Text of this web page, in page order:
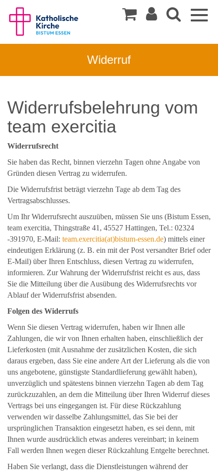
Widerruf
Widerrufsbelehrung vom
team exercitia
Widerrufsrecht
Sie haben das Recht, binnen vierzehn Tagen ohne Angabe von
Gründen diesen Vertrag zu widerrufen.
Die Widerrufsfrist beträgt vierzehn Tage ab dem Tag des
Vertragsabschlusses.
Um Ihr Widerrufsrecht auszuüben, müssen Sie uns (Bistum Essen,
team exercitia, Thingstraße 41, 45527 Hattingen, Tel.: 02324
-391970, E-Mail: team.exercitia(at)bistum-essen.de) mittels einer
eindeutigen Erklärung (z. B. ein mit der Post versandter Brief oder
E-Mail) über Ihren Entschluss, diesen Vertrag zu widerrufen,
informieren. Zur Wahrung der Widerrufsfrist reicht es aus, dass
Sie die Mitteilung über die Ausübung des Widerrufsrechts vor
Ablauf der Widerrufsfrist absenden.
Folgen des Widerrufs
Wenn Sie diesen Vertrag widerrufen, haben wir Ihnen alle
Zahlungen, die wir von Ihnen erhalten haben, einschließlich der
Lieferkosten (mit Ausnahme der zusätzlichen Kosten, die sich
daraus ergeben, dass Sie eine andere Art der Lieferung als die von
uns angebotene, günstigste Standardlieferung gewählt haben),
unverzüglich und spätestens binnen vierzehn Tagen ab dem Tag
zurückzuzahlen, an dem die Mitteilung über Ihren Widerruf dieses
Vertrags bei uns eingegangen ist. Für diese Rückzahlung
verwenden wir dasselbe Zahlungsmittel, das Sie bei der
ursprünglichen Transaktion eingesetzt haben, es sei denn, mit
Ihnen wurde ausdrücklich etwas anderes vereinbart; in keinem
Fall werden Ihnen wegen dieser Rückzahlung Entgelte berechnet.
Haben Sie verlangt, dass die Dienstleistungen während der